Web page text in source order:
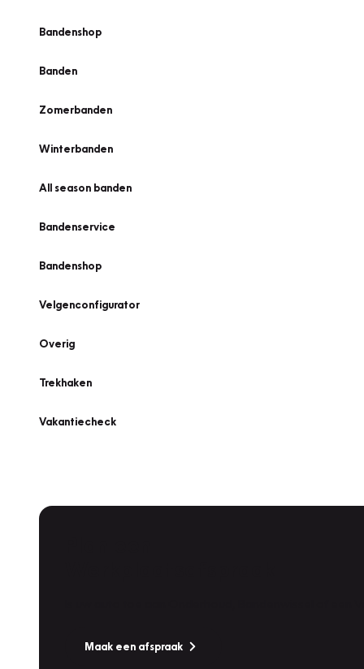
Bandenshop
Banden
Zomerbanden
Winterbanden
All season banden
Bandenservice
Bandenshop
Velgenconfigurator
Overig
Trekhaken
Vakantiecheck
Maak een afspraak